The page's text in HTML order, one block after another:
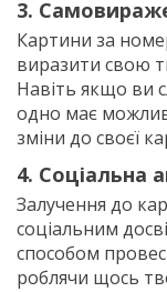
3.
Картини за
виразити свою
Навіть якщо ви
одно має
зміни до своєї
4. Соціальна
Залучення до
соціальним
способом
роблячи щось